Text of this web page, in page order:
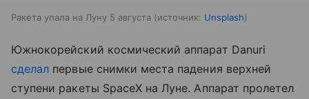
Ракета упала на Луну 5 августа источник: Unsplash
Южнокорейский космический аппарат Danuri
сделал первые снимки места падения верхней
ступени ракеты SpaceX на Луне. Аппарат пролетел